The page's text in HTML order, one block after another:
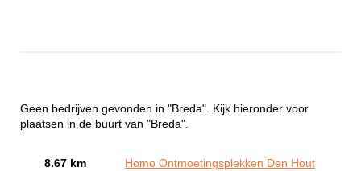
Geen bedrijven gevonden in "Breda". Kijk hieronder voor
plaatsen in de buurt van "Breda".
8.67 km
Homo Ontmoetingsplekken Den Hout